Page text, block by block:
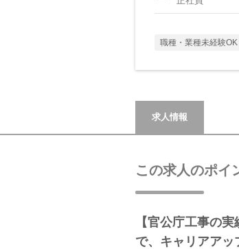
職種・業種未経験OK
求人情報
この求人のポイ
【官公庁工事の
で、キャリアアッ